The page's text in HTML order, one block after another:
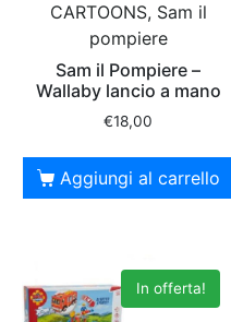
CARTOONS, Sam il
pompiere
Sam il Pompiere –
Wallaby lancio a mano
€18,00
Aggiungi al carrello
In offerta!